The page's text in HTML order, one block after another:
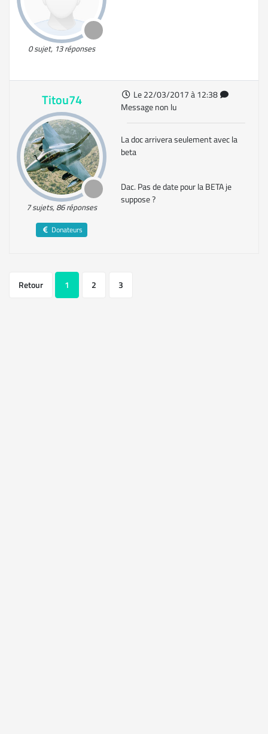
0 sujet, 13 réponses
Titou74
7 sujets, 86 réponses
Donateurs
Le 22/03/2017 à 12:38
Message non lu
La doc arrivera seulement avec la
beta
Dac. Pas de date pour la BETA je
suppose ?
Retour 1 2 3